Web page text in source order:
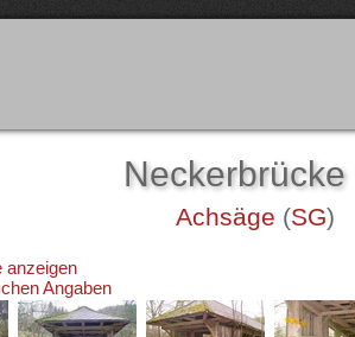
Neckerbrücke
Achsäge (SG)
anzeigen
Angaben